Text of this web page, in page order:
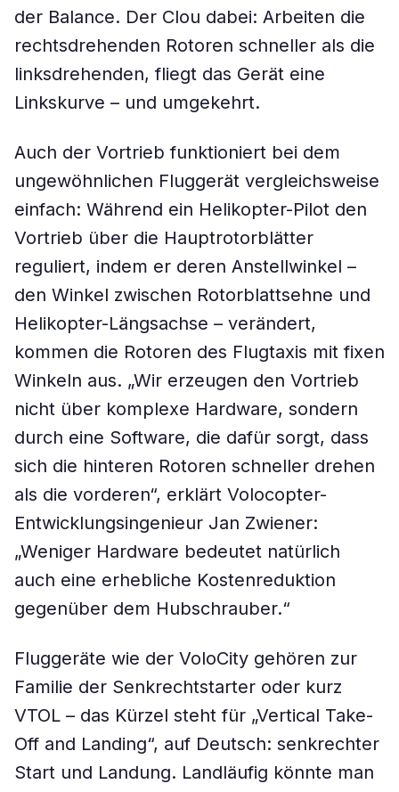
der Balance. Der Clou dabei: Arbeiten die
rechtsdrehenden Rotoren schneller als die
linksdrehenden, fliegt das Gerät eine
Linkskurve – und umgekehrt.
Auch der Vortrieb funktioniert bei dem
ungewöhnlichen Fluggerät vergleichsweise
einfach: Während ein Helikopter-Pilot den
Vortrieb über die Hauptrotorblätter
reguliert, indem er deren Anstellwinkel –
den Winkel zwischen Rotorblattsehne und
Helikopter-Längsachse – verändert,
kommen die Rotoren des Flugtaxis mit fixen
Winkeln aus. „Wir erzeugen den Vortrieb
nicht über komplexe Hardware, sondern
durch eine Software, die dafür sorgt, dass
sich die hinteren Rotoren schneller drehen
als die vorderen“, erklärt Volocopter-
Entwicklungsingenieur Jan Zwiener:
„Weniger Hardware bedeutet natürlich
auch eine erhebliche Kostenreduktion
gegenüber dem Hubschrauber.“
Fluggeräte wie der VoloCity gehören zur
Familie der Senkrechtstarter oder kurz
VTOL – das Kürzel steht für „Vertical Take-
Off and Landing“, auf Deutsch: senkrechter
Start und Landung. Landläufig könnte man